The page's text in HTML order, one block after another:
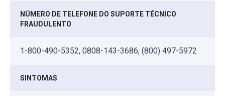
NÚMERO DE TELEFONE DO SUPORTE TÉCNICO
FRAUDULENTO
1-800-490-5352, 0808-143-3686, (800) 497-5972
SINTOMAS